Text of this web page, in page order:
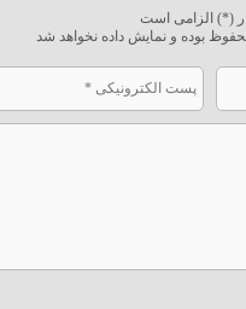
(*) الزامی است
بوده و نمایش داده نخواهد شد